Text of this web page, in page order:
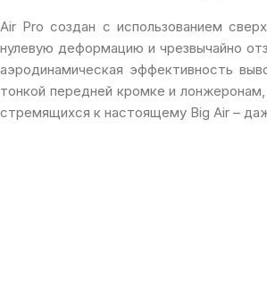
Air Pro создан с использованием
нулевую деформацию и чрезвычайно
аэродинамическая эффективность
тонкой передней кромке и
стремящихся к настоящему Big Air –